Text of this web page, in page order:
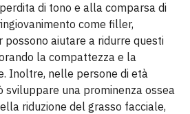
di tono e alla comparsa di
come filler,
possono aiutare a ridurre questi
la compattezza e la
Inoltre, nelle persone di età
sviluppare una prominenza ossea
riduzione del grasso facciale,